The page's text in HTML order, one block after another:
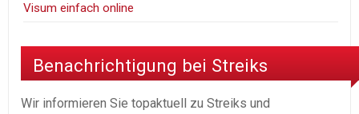
Visum einfach online
Benachrichtigung bei Streiks
Wir informieren Sie topaktuell zu Streiks und